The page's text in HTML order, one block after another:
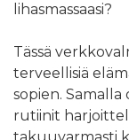
lihasmassaasi?
Tässä
terveellisiä
sopien.
rutiinit